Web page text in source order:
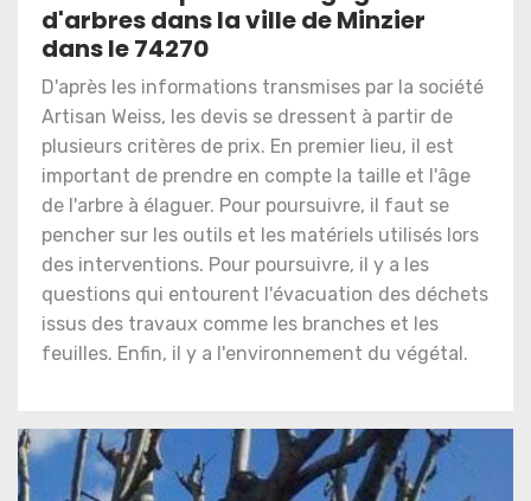
d'arbres dans la ville de Minzier
dans le 74270
D'après les informations transmises par la société
Artisan Weiss, les devis se dressent à partir de
plusieurs critères de prix. En premier lieu, il est
important de prendre en compte la taille et l'âge
de l'arbre à élaguer. Pour poursuivre, il faut se
pencher sur les outils et les matériels utilisés lors
des interventions. Pour poursuivre, il y a les
questions qui entourent l'évacuation des déchets
issus des travaux comme les branches et les
feuilles. Enfin, il y a l'environnement du végétal.